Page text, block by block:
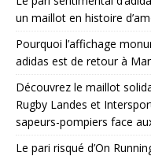
un maillot en histoire
Pourquoi l’affichage
adidas est de retour à
Découvrez le maillot
Rugby Landes et
sapeurs-pompiers face
Le pari risqué d’On